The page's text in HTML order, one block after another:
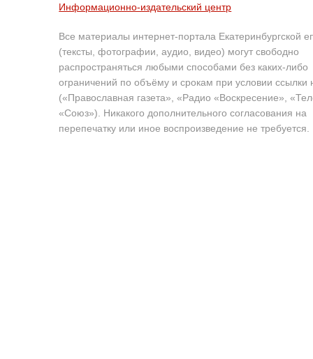
Информационно-издательский центр
Все материалы интернет-портала Екатеринбургской
(тексты, фотографии, аудио, видео) могут свободно
распространяться любыми способами без каких-либо
ограничений по объёму и срокам при условии ссылки
(«Православная газета», «Радио «Воскресение»,
«Союз»). Никакого дополнительного согласования на
перепечатку или иное воспроизведение не требуется.